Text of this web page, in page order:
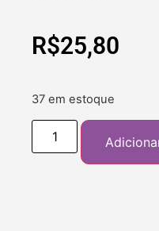
R$25,80
37 em estoque